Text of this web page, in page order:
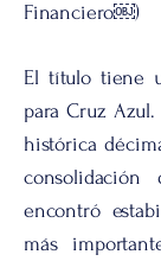
Financiero￼)
El título tiene
para Cruz
histórica
encontró
más